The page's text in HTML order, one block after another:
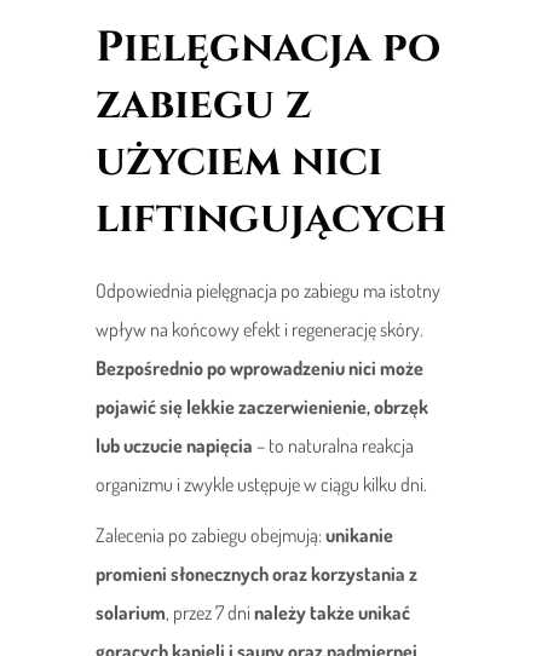
Pielęgnacja po
zabiegu z
użyciem nici
liftingujących
Odpowiednia pielęgnacja po zabiegu ma istotny
wpływ na końcowy efekt i regenerację skóry.
Bezpośrednio po wprowadzeniu nici może
pojawić się lekkie zaczerwienienie, obrzęk
lub uczucie napięcia – to naturalna reakcja
organizmu i zwykle ustępuje w ciągu kilku dni.
Zalecenia po zabiegu obejmują:unikanie
promieni słonecznych oraz korzystania z
solarium, przez 7 dni należy także unikać